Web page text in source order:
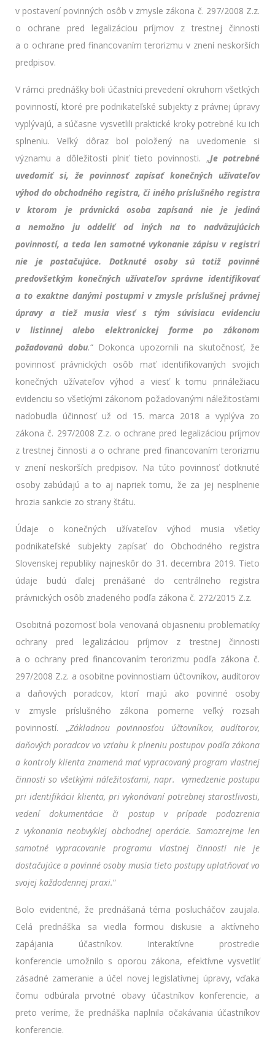
v postavení povinných osôb v zmysle zákona č. 297/2008 Z.z.
o ochrane pred legalizáciou príjmov z trestnej činnosti
a o ochrane pred financovaním terorizmu v znení neskorších
predpisov.
V rámci prednášky boli účastníci prevedení okruhom všetkých
povinností, ktoré pre podnikateľské subjekty z právnej úpravy
vyplývajú, a súčasne vysvetlili praktické kroky potrebné ku ich
splneniu. Veľký dôraz bol položený na uvedomenie si
významu a dôležitosti plniť tieto povinnosti. „Je potrebné
uvedomiť si, že povinnosť zapísať konečných užívateľov
výhod do obchodného registra, či iného príslušného registra
v ktorom je právnická osoba zapísaná nie je jediná
a nemožno ju oddeliť od iných na to nadväzujúcich
povinností, a teda len samotné vykonanie zápisu v registri
nie je postačujúce. Dotknuté osoby sú totiž povinné
predovšetkým konečných užívateľov správne identifikovať
a to exaktne danými postupmi v zmysle príslušnej právnej
úpravy a tiež musia viesť s tým súvisiacu evidenciu
v listinnej alebo elektronickej forme po zákonom
požadovanú dobu.“ Dokonca upozornili na skutočnosť, že
povinnosť právnických osôb mať identifikovaných svojich
konečných užívateľov výhod a viesť k tomu prináležiacu
evidenciu so všetkými zákonom požadovanými náležitosťami
nadobudla účinnosť už od 15. marca 2018 a vyplýva zo
zákona č. 297/2008 Z.z. o ochrane pred legalizáciou príjmov
z trestnej činnosti a o ochrane pred financovaním terorizmu
v znení neskorších predpisov. Na túto povinnosť dotknuté
osoby zabúdajú a to aj napriek tomu, že za jej nesplnenie
hrozia sankcie zo strany štátu.
Údaje o konečných užívateľov výhod musia všetky
podnikateľské subjekty zapísať do Obchodného registra
Slovenskej republiky najneskôr do 31. decembra 2019. Tieto
údaje budú ďalej prenášané do centrálneho registra
právnických osôb zriadeného podľa zákona č. 272/2015 Z.z.
Osobitná pozornosť bola venovaná objasneniu problematiky
ochrany pred legalizáciou príjmov z trestnej činnosti
a o ochrany pred financovaním terorizmu podľa zákona č.
297/2008 Z.z. a osobitne povinnostiam účtovníkov, audítorov
a daňových poradcov, ktorí majú ako povinné osoby
v zmysle príslušného zákona pomerne veľký rozsah
povinností. „Základnou povinnosťou účtovníkov, audítorov,
daňových poradcov vo vzťahu k plneniu postupov podľa zákona
a kontroly klienta znamená mať vypracovaný program vlastnej
činnosti so všetkými náležitosťami, napr. vymedzenie postupu
pri identifikácii klienta, pri vykonávaní potrebnej starostlivosti,
vedení dokumentácie či postup v prípade podozrenia
z vykonania neobvyklej obchodnej operácie. Samozrejme len
samotné vypracovanie programu vlastnej činnosti nie je
dostačujúce a povinné osoby musia tieto postupy uplatňovať vo
svojej každodennej praxi.“
Bolo evidentné, že prednášaná téma poslucháčov zaujala.
Celá prednáška sa viedla formou diskusie a aktívneho
zapájania účastníkov. Interaktívne prostredie
konferencie umožnilo s oporou zákona, efektívne vysvetliť
zásadné zameranie a účel novej legislatívnej úpravy, vďaka
čomu odbúrala prvotné obavy účastníkov konferencie, a
preto veríme, že prednáška naplnila očakávania účastníkov
konferencie.